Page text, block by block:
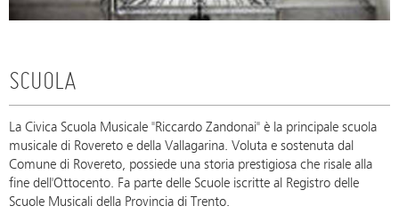
SCUOLA
La Civica Scuola Musicale "Riccardo Zandonai" è la principale scuola
musicale di Rovereto e della Vallagarina. Voluta e sostenuta dal
Comune di Rovereto, possiede una storia prestigiosa che risale alla
fine dell'Ottocento. Fa parte delle Scuole iscritte al Registro delle
Scuole Musicali della Provincia di Trento.